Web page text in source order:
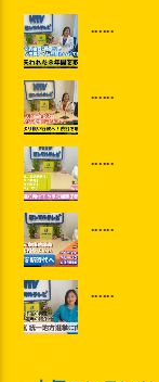
......
......
......
......
......